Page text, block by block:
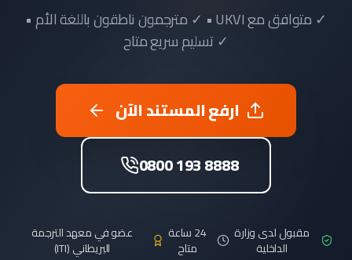
✓ متوافق مع UKVI • ✓ مترجمون ناطقون باللغة الأم •
✓ تسليم سريع متاح
ارفع المستند الآن
0800 193 8888
مقبول لدى وزارة
الداخلية
24 ساعة
متاح
عضو في معهد الترجمة
البريطاني (ITI)